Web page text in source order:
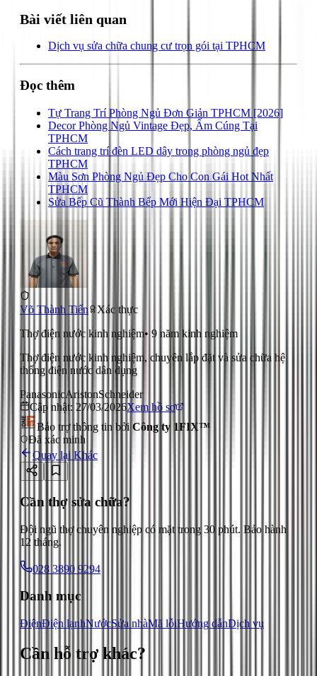
Bài viết liên quan
Dịch vụ sửa chữa chung cư trọn gói tại TPHCM
Đọc thêm
Tự Trang Trí Phòng Ngủ Đơn Giản TPHCM [2026]
Decor Phòng Ngủ Vintage Đẹp, Ấm Cúng Tại
TPHCM
Cách trang trí đèn LED dây trong phòng ngủ đẹp
TPHCM
Màu Sơn Phòng Ngủ Đẹp Cho Con Gái Hot Nhất
TPHCM
Sửa Bếp Cũ Thành Bếp Mới Hiện Đại TPHCM
Võ Thành Tiến
Xác thực
Thợ điện nước kinh nghiệm• 9 năm kinh nghiệm
Thợ điện nước kinh nghiệm, chuyên lắp đặt và sửa chữa hệ
thống điện nước dân dụng
PanasonicAristonSchneider
Cập nhật: 27/03/2026Xem hồ sơ
Bảo trợ thông tin bởi Công ty 1FIX™
Đã xác minh
Quay lại Khác
Cần thợ sửa chữa?
Đội ngũ thợ chuyên nghiệp có mặt trong 30 phút. Bảo hành
12 tháng.
028 3890 9294
Danh mục
ĐiệnĐiện lạnhNướcSửa nhàMã lỗiHướng dẫnDịch vụ
Cần hỗ trợ khác?